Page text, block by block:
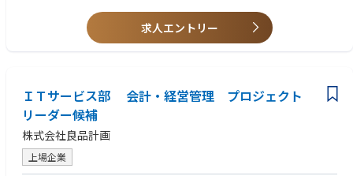
・ERP/SFA/BIなどのサービス及びパッケージシステムの構築経験
・要員3人/月以上のリーダー経験
・事業会社でのSE経験
【歓迎する知識・スキル】
・プロジェクトマネージメントに関する知識
・サービスマネージメントに関する知識
・情報セキュリティに関する知識
・会計（簿記）に関する知識
求人エントリー
ＩＴサービス部 会計・経営管理 プロジェクト
リーダー候補
株式会社良品計画
上場企業